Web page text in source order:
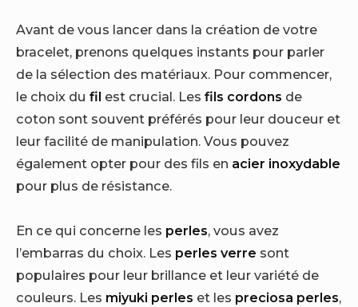
Avant de vous lancer dans la création de votre
bracelet, prenons quelques instants pour parler
de la sélection des matériaux. Pour commencer,
le choix du fil est crucial. Les fils cordons de
coton sont souvent préférés pour leur douceur et
leur facilité de manipulation. Vous pouvez
également opter pour des fils en acier inoxydable
pour plus de résistance.
En ce qui concerne les perles, vous avez
l’embarras du choix. Les perles verre sont
populaires pour leur brillance et leur variété de
couleurs. Les miyuki perles et les preciosa perles,